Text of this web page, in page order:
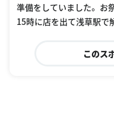
準備をしていました。 お
15時に店を出て浅草駅で
このス